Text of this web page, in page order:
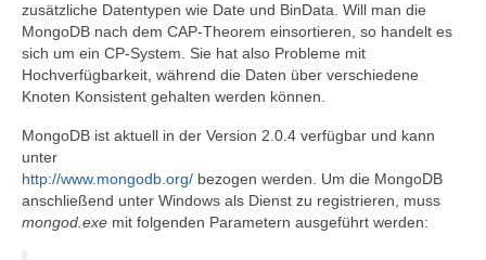
zusätzliche Datentypen wie Date und BinData. Will man die
MongoDB nach dem CAP-Theorem einsortieren, so handelt es
sich um ein CP-System. Sie hat also Probleme mit
Hochverfügbarkeit, während die Daten über verschiedene
Knoten Konsistent gehalten werden können.
MongoDB ist aktuell in der Version 2.0.4 verfügbar und kann
unter
http://www.mongodb.org/ bezogen werden. Um die MongoDB
anschließend unter Windows als Dienst zu registrieren, muss
mongod.exe mit folgenden Parametern ausgeführt werden: